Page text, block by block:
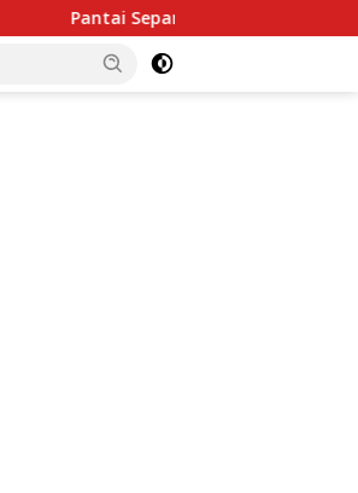
Jadi Arena Kejuaraan Sepatu Roda